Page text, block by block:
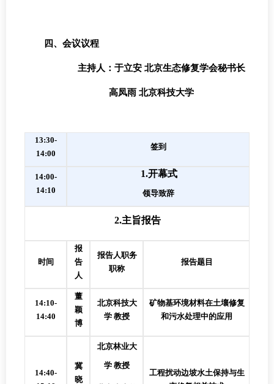
四、会议议程
主持人：于立安 北京生态修复学会秘书长
高凤雨 北京科技大学
13:30-
14:00
签到
14:00-
14:10
1.开幕式
领导致辞
2.主旨报告
时间
报
告
人
报告人职务
职称
报告题目
14:10-
14:40
董
颖
博
北京科技大
学 教授
矿物基环境材料在土壤修复
和污水处理中的应用
14:40-
冀
晓
北京林业大
学 教授
工程扰动边坡水土保持与生